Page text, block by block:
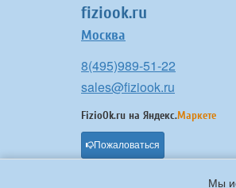
Мы
fiziook.ru
Москва
8(495)989-51-22
sales@fiziook.ru
FizioOk.ru на Яндекс.Маркете
Пожаловаться